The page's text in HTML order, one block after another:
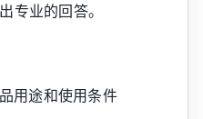
专业的回答。
用途和使用条件